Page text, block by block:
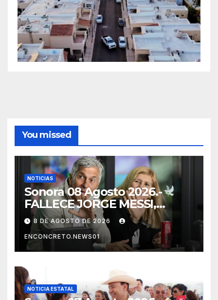
You missed
NOTICIAS
Sonora 08 Agosto 2026.-
FALLECE JORGE MESSI,
PADRE Y REPRESENTANTE
DE LIONEL MESSI, A LOS 68
AÑOS
8 DE AGOSTO DE 2026
ENCONCRETO.NEWS01
NOTICIA ESTATAL